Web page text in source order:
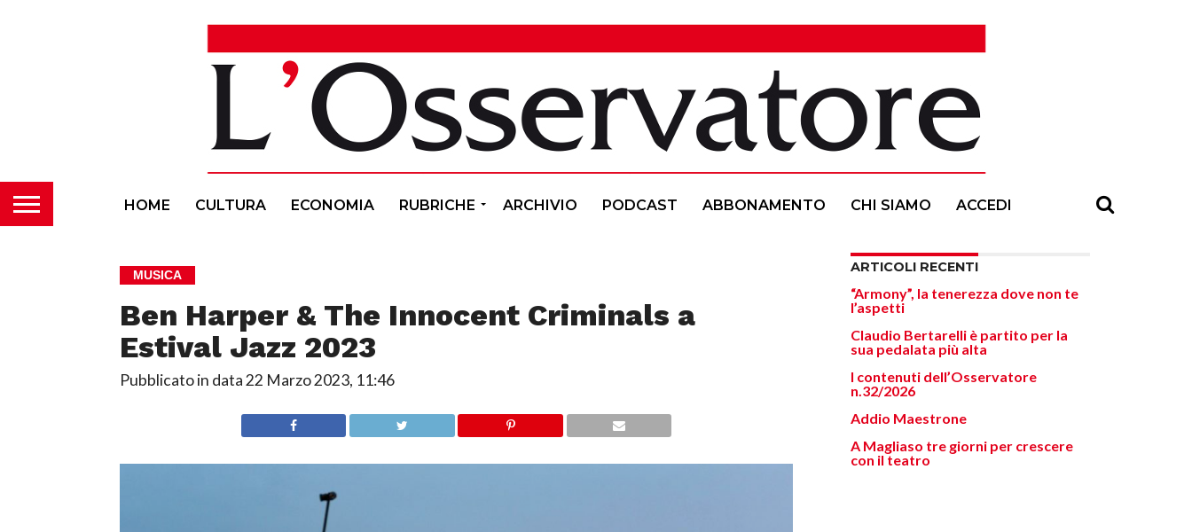
HOME CULTURA ECONOMIA RUBRICHE ARCHIVIO PODCAST ABBONAMENTO CHI SIAMO ACCEDI
MUSICA
Ben Harper & The Innocent Criminals a
Estival Jazz 2023
Pubblicato in data22 Marzo 2023, 11:46
ARTICOLI RECENTI
“Armony”, la tenerezza dove non te
l’aspetti
Claudio Bertarelli è partito per la
sua pedalata più alta
I contenuti dell’Osservatore
n.32/2026
Addio Maestrone
A Magliaso tre giorni per crescere
con il teatro